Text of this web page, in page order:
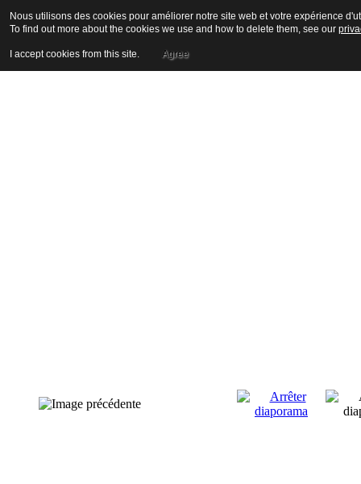
Nous utilisons des cookies pour améliorer notre site web et votre expérience
To find out more about the cookies we use and how to delete them, see our
I accept cookies from this site. Agree